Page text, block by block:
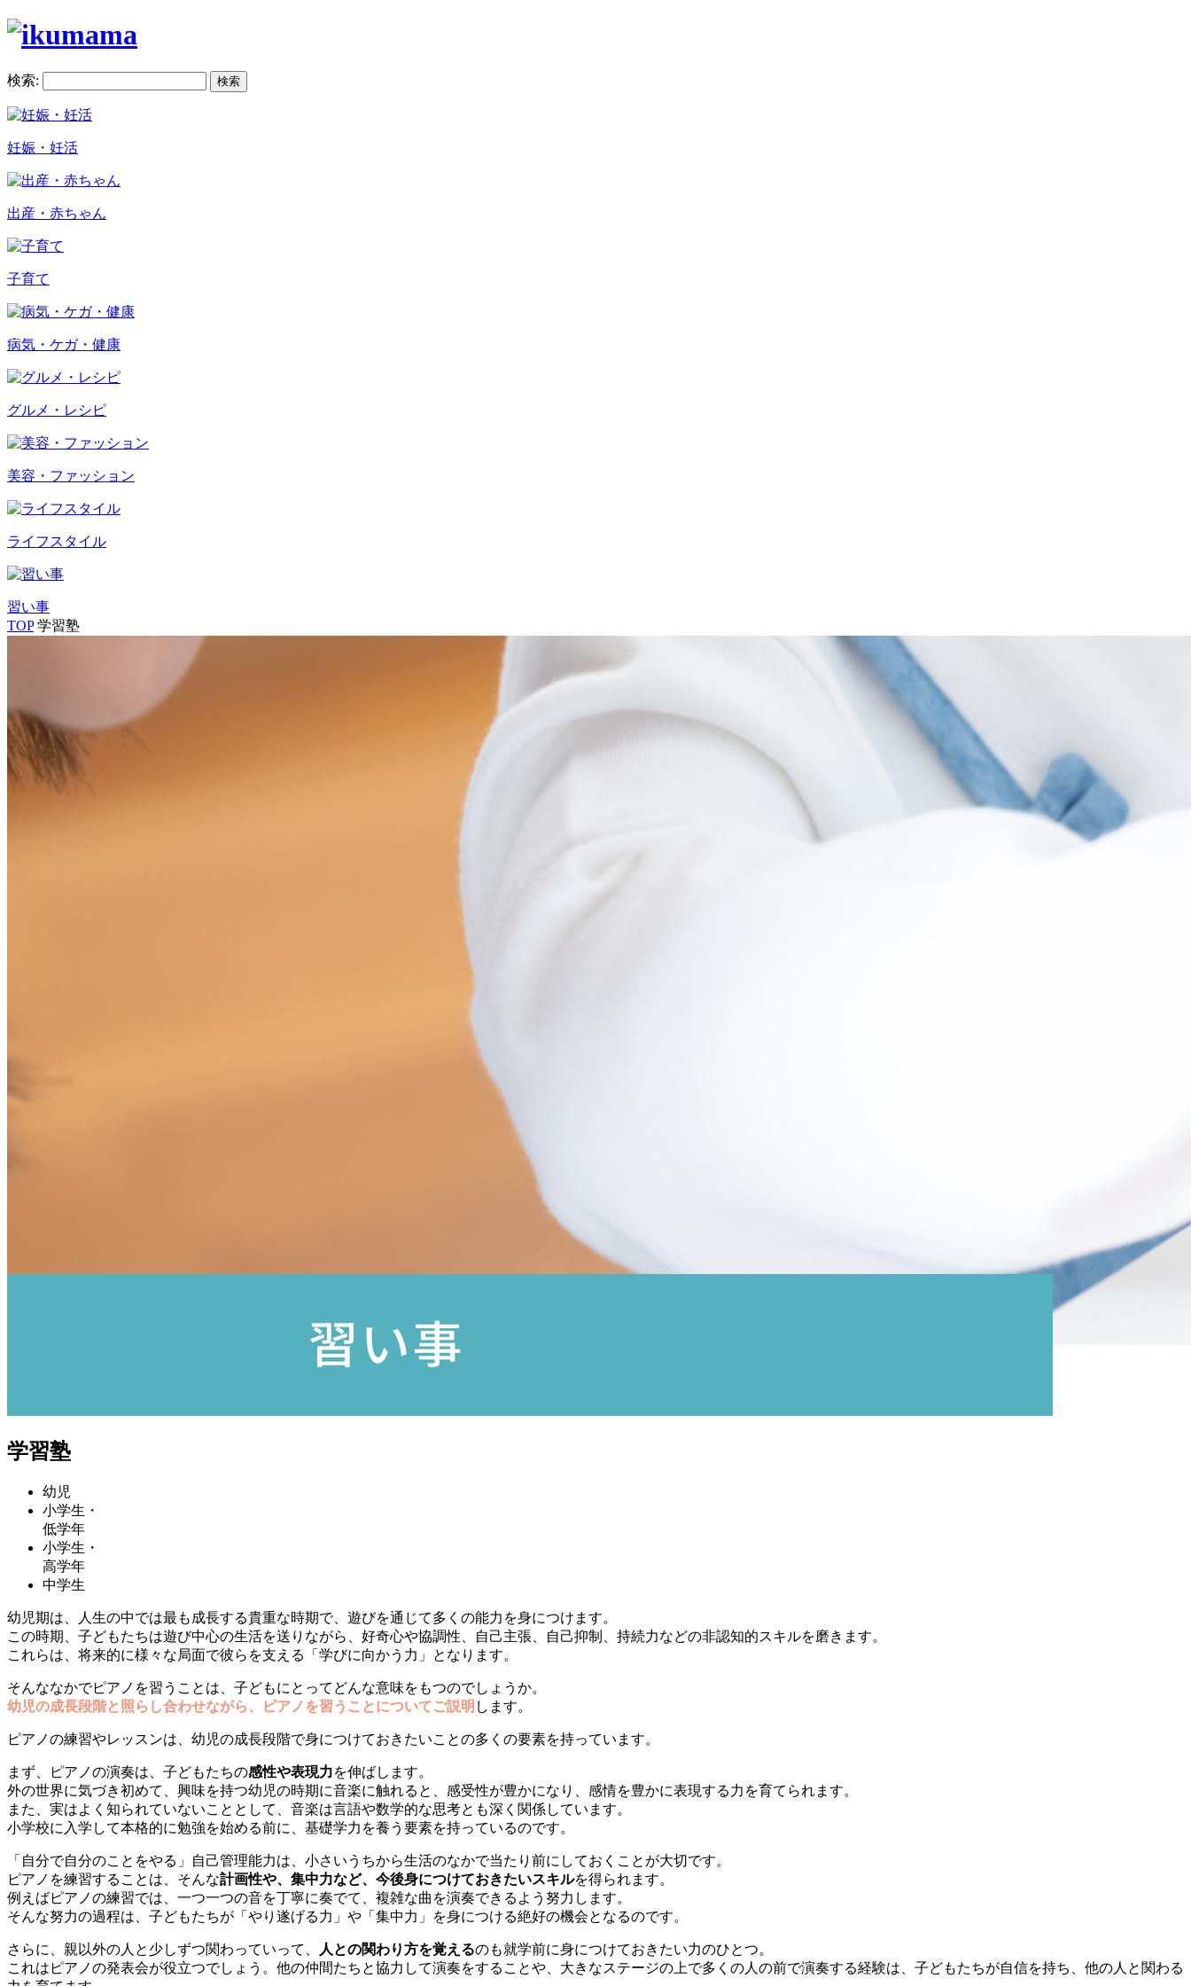
検索:
妊娠・妊活
出産・赤ちゃん
子育て
病気・ケガ・健康
グルメ・レシピ
美容・ファッション
ライフスタイル
習い事
TOP 学習塾
学習塾
幼児
小学生・
低学年
小学生・
高学年
中学生
幼児期は、人生の中では最も成長する貴重な時期で、遊びを通じて多くの能力を身につけます。
この時期、子どもたちは遊び中心の生活を送りながら、好奇心や協調性、自己主張、自己抑制、持続力などの非認知的スキルを磨きます。
これらは、将来的に様々な局面で彼らを支える「学びに向かう力」となります。
そんななかでピアノを習うことは、子どもにとってどんな意味をもつのでしょうか。
幼児の成長段階と照らし合わせながら、ピアノを習うことについてご説明 します。
ピアノの練習やレッスンは、幼児の成長段階で身につけておきたいことの多くの要素を持っています。
まず、ピアノの演奏は、子どもたちの感性や表現力を伸ばします。
外の世界に気づき初めて、興味を持つ幼児の時期に音楽に触れると、感受性が豊かになり、感情を豊かに表現する力を育てられます。
また、実はよく知られていないこととして、音楽は言語や数学的な思考とも深く関係しています。
小学校に入学して本格的に勉強を始める前に、基礎学力を養う要素を持っているのです。
「自分で自分のことをやる」自己管理能力は、小さいうちから生活のなかで当たり前にしておくことが大切です。
ピアノを練習することは、そんな計画性や、集中力など、今後身につけておきたいスキルを得られます。
例えばピアノの練習では、一つ一つの音を丁寧に奏でて、複雑な曲を演奏できるよう努力します。
そんな努力の過程は、子どもたちが「やり遂げる力」や「集中力」を身につける絶好の機会となるのです。
さらに、親以外の人と少しずつ関わっていって、 人との関わり方を覚えるのも就学前に身につけておきたい力のひとつ。
これはピアノの発表会が役立つでしょう。他の仲間たちと協力して演奏をすることや、大きなステージの上で多くの人の前で演奏する経験は、子どもたちが自信を持ち、他の人と関わる